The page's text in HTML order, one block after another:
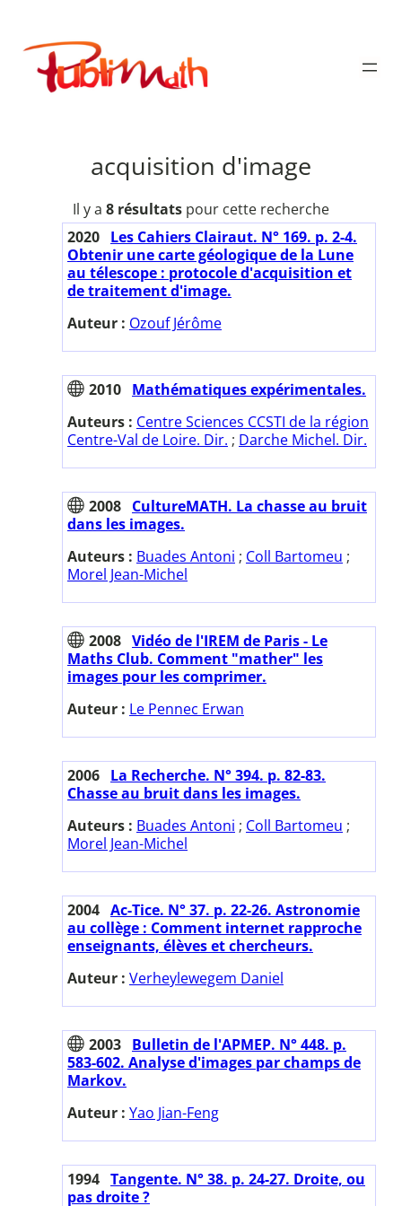
contenu
Publimath
acquisition d'image
Il y a 8 résultats pour cette recherche
2020 Les Cahiers Clairaut. N° 169. p. 2-4.
Obtenir une carte géologique de la Lune
au télescope : protocole d'acquisition et
de traitement d'image.
Auteur : Ozouf Jérôme
2010 Mathématiques expérimentales.
Auteurs : Centre Sciences CCSTI de la région
Centre-Val de Loire. Dir. ; Darche Michel. Dir.
2008 CultureMATH. La chasse au bruit
dans les images.
Auteurs : Buades Antoni ; Coll Bartomeu ;
Morel Jean-Michel
2008 Vidéo de l'IREM de Paris - Le
Maths Club. Comment "mather" les
images pour les comprimer.
Auteur : Le Pennec Erwan
2006 La Recherche. N° 394. p. 82-83.
Chasse au bruit dans les images.
Auteurs : Buades Antoni ; Coll Bartomeu ;
Morel Jean-Michel
2004 Ac-Tice. N° 37. p. 22-26. Astronomie
au collège : Comment internet rapproche
enseignants, élèves et chercheurs.
Auteur : Verheylewegem Daniel
2003 Bulletin de l'APMEP. N° 448. p.
583-602. Analyse d'images par champs de
Markov.
Auteur : Yao Jian-Feng
1994 Tangente. N° 38. p. 24-27. Droite, ou
pas droite ?